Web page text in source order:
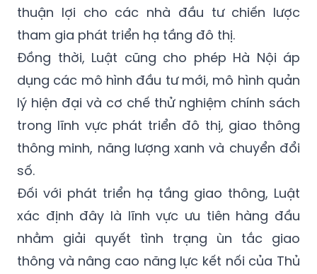
thuận lợi cho các nhà đầu tư chiến lược
tham gia phát triển hạ tầng đô thị.
Đồng thời, Luật cũng cho phép Hà Nội áp
dụng các mô hình đầu tư mới, mô hình quản
lý hiện đại và cơ chế thử nghiệm chính sách
trong lĩnh vực phát triển đô thị, giao thông
thông minh, năng lượng xanh và chuyển đổi
số.
Đối với phát triển hạ tầng giao thông, Luật
xác định đây là lĩnh vực ưu tiên hàng đầu
nhằm giải quyết tình trạng ùn tắc giao
thông và nâng cao năng lực kết nối của Thủ